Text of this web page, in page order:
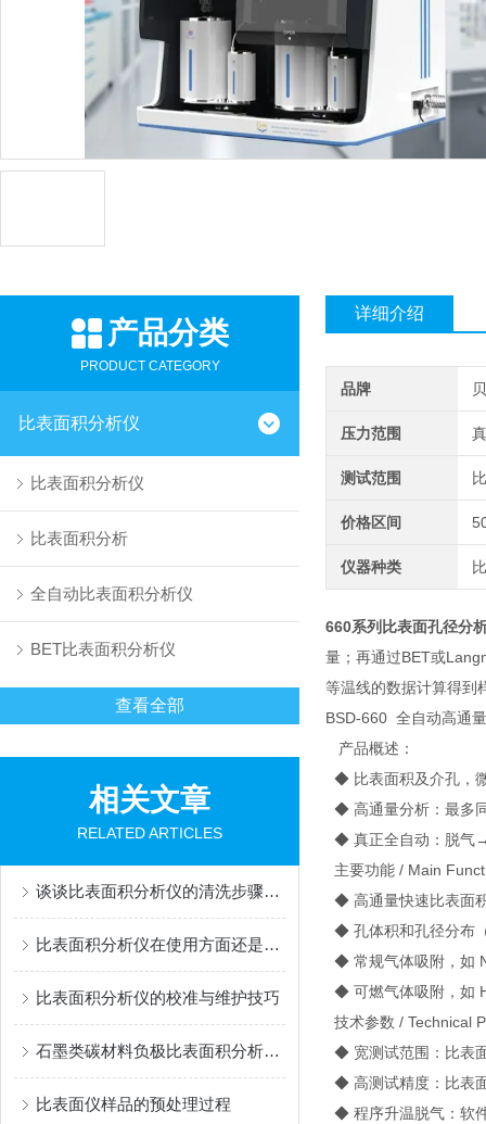
产品分类
PRODUCT CATEGORY
比表面积分析仪
比表面积分析仪
比表面积分析
全自动比表面积分析仪
BET比表面积分析仪
查看全部
相关文章
RELATED ARTICLES
谈谈比表面积分析仪的清洗步骤和注意事项
比表面积分析仪在使用方面还是有些要领的
比表面积分析仪的校准与维护技巧
石墨类碳材料负极比表面积分析仪介绍
比表面仪样品的预处理过程
详细介绍
品牌
压力范围
测试范围
价格区间
仪器种类
660系列比表面孔径分
量；再通过BET或
等温线的数据计算得到
BSD-660 全自动高通
产品概述：
◆ 比表面积及介孔，
◆ 高通量分析：最多
◆ 真正全自动：脱气
主要功能 / Main
◆ 高通量快速比表面
◆ 孔体积和孔径分布
◆ 常规气体吸附，如
◆ 可燃气体吸附，如
技术参数 / Technical
◆ 宽测试范围：比表
◆ 高测试精度：比表
◆ 程序升温脱气：软